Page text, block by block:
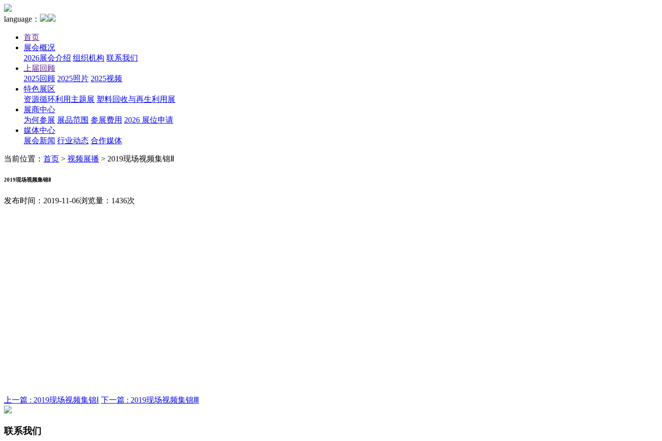
language：
首页
展会概况
2026展会介绍 组织机构 联系我们
上届回顾
2025回顾 2025照片 2025视频
特色展区
资源循环利用主题展 塑料回收与再生利用展
展商中心
为何参展 展品范围 参展费用 2026 展位申请
媒体中心
展会新闻 行业动态 合作媒体
当前位置： 首页 > 视频展播 > 2019现场视频集锦Ⅱ
2019现场视频集锦Ⅱ
发布时间：2019-11-06浏览量：1436次
上一篇 : 2019现场视频集锦Ⅰ 下一篇 : 2019现场视频集锦Ⅲ
联系我们